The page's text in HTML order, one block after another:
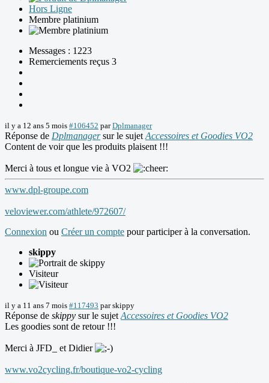
Hors Ligne
Membre platinium
Messages : 1223
Remerciements reçus 3
il y a 12 ans 5 mois #106452 parDplmanager
Réponse de Dplmanagersur le sujet Accessoires et Goodies VO2
Content de voir que les produits plaisent !!!
Merci à tous et longue vie à VO2
www.dpl-groupe.com
veloviewer.com/athlete/972607/
Connexion ou Créer un compte pour participer à la conversation.
skippy
Visiteur
il y a 11 ans 7 mois #117493 parskippy
Réponse de skippy sur le sujet Accessoires et Goodies VO2
Les goodies sont de retour !!!
Merci à JFD_ et Didier
www.vo2cycling.fr/boutique-vo2-cycling